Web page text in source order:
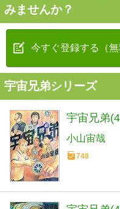
みませんか？
今すぐ登録する（無
宇宙兄弟シリーズ
宇宙兄弟
小山宙哉
748